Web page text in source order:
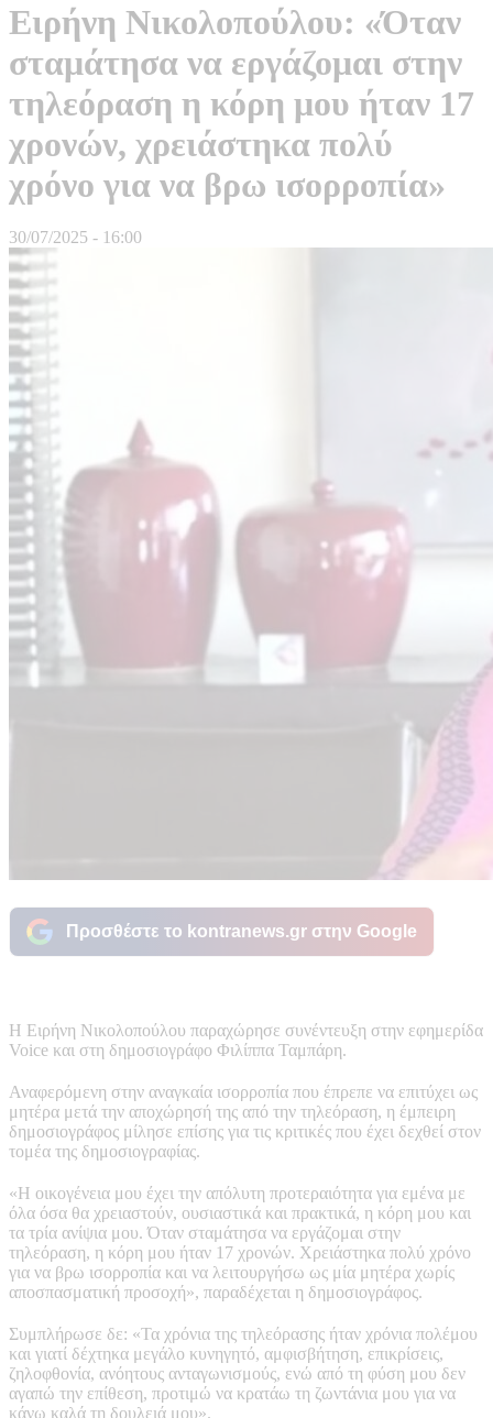
Ειρήνη Νικολοπούλου: «Όταν
σταμάτησα να εργάζομαι στην
τηλεόραση η κόρη μου ήταν 17
χρονών, χρειάστηκα πολύ
χρόνο για να βρω ισορροπία»
30/07/2025 - 16:00
Προσθέστε το kontranews.gr στην Google
Η Ειρήνη Νικολοπούλου παραχώρησε συνέντευξη στην εφημερίδα
Voice και στη δημοσιογράφο Φιλίππα Ταμπάρη.
Αναφερόμενη στην αναγκαία ισορροπία που έπρεπε να επιτύχει ως
μητέρα μετά την αποχώρησή της από την τηλεόραση, η έμπειρη
δημοσιογράφος μίλησε επίσης για τις κριτικές που έχει δεχθεί στον
τομέα της δημοσιογραφίας.
«Η οικογένεια μου έχει την απόλυτη προτεραιότητα για εμένα με
όλα όσα θα χρειαστούν, ουσιαστικά και πρακτικά, η κόρη μου και
τα τρία ανίψια μου. Όταν σταμάτησα να εργάζομαι στην
τηλεόραση, η κόρη μου ήταν 17 χρονών. Χρειάστηκα πολύ χρόνο
για να βρω ισορροπία και να λειτουργήσω ως μία μητέρα χωρίς
αποσπασματική προσοχή», παραδέχεται η δημοσιογράφος.
Συμπλήρωσε δε: «Τα χρόνια της τηλεόρασης ήταν χρόνια πολέμου
και γιατί δέχτηκα μεγάλο κυνηγητό, αμφισβήτηση, επικρίσεις,
ζηλοφθονία, ανόητους ανταγωνισμούς, ενώ από τη φύση μου δεν
αγαπώ την επίθεση, προτιμώ να κρατάω τη ζωντάνια μου για να
κάνω καλά τη δουλειά μου».